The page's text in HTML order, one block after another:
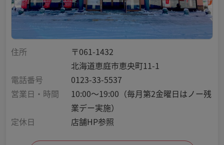
住所
〒061-1432
北海道恵庭市恵央町11-1
電話番号
0123-33-5537
営業日・時間
10:00～19:00（毎月第2金曜日はノー残
業デー実施）
定休日
店舗HP参照